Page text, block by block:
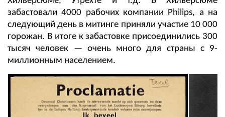
забастовали 4000 рабочих компании Philips, а на
следующий день в митинге приняли участие 10 000
горожан. В итоге к забастовке присоединились 300
тысяч человек — очень много для страны с 9-
миллионным населением.